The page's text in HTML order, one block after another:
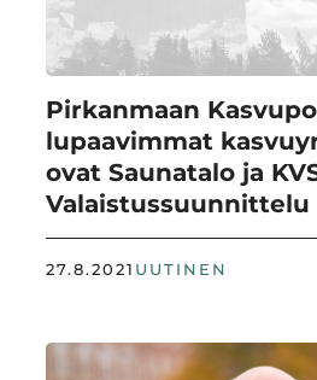
Pirkanmaan
lupaavimmat
ovat Saunatalo ja
Valaistussuunnittelu
27.8.2021 UUTINEN